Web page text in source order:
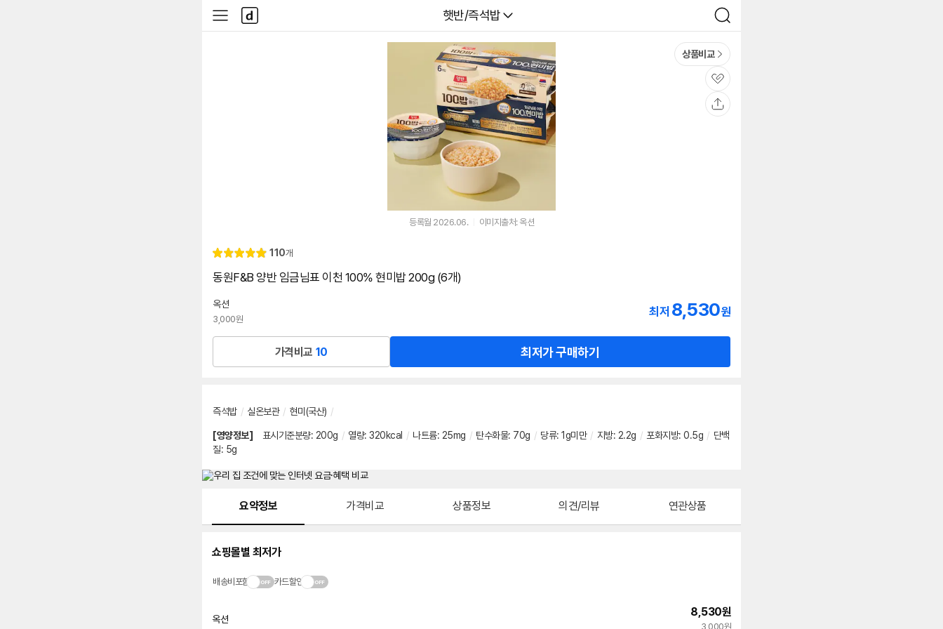
다나와
햇반/즉석밥
검
색
사
이
다
나
와
상품비교
관
심
등록월 2026.06. 이미지출처: 옥션
별
5.
리
110개
동원F&B 양반 임금님표 이천 100% 현미밥 200g (6개)
옥션
3,000원
최저 8,530원
가격비교 10 최저가 구매하기
즉석밥 / 실온보관 / 현미(국산) /
[영양정보] 표시기준분량: 200g / 열량: 320kcal / 나트륨: 25mg / 탄수화물: 70g / 당류: 1g미만 / 지방: 2.2g / 포화지방: 0.5g / 단백
질: 5g
요약정보 가격비교 상품정보 의견/리뷰 연관상품
쇼핑몰별 최저가
배송비포함 카드할인
옥션
8,530원
3,000원